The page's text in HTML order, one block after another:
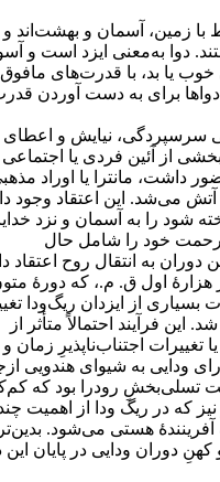
با زمين، آسمان و بهشت‌اند و
دوا به‌معنی ايزد است و
خوب يا بد، با قدرت‌های مافوق
دواها برای به دست‌ آوردن
سرسپردگی، نيايش و اعطای
از آئين فردی يا اجتماعی
داشت، مانترا يا اوراد
می‌شد. اين اعتقاد وجود
شود را به آسمان و نزد
خود را شامل حال
به انتقال روح اعتقاد
هزارۀ اول ق. م.، كه دورۀ
بسياری از ايزدان ريگ‌ودا
اين فرآيند احتمالاً متأثر از
تغييرات اجتناب‌ناپذيرِ زمان و
ودايی به شيوای هندويی
تسلی‌بخشِ رودرا بود كه
كه در ريگ ودا از اهميت
آفرينندۀ هستی می‌شود.
دوران ودايی در پايان اين